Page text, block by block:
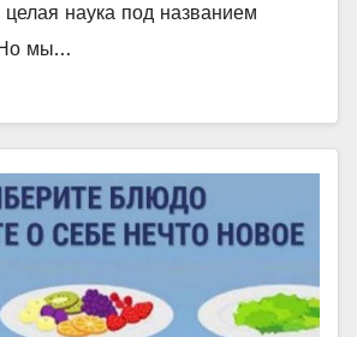
наука под названием
Но мы…